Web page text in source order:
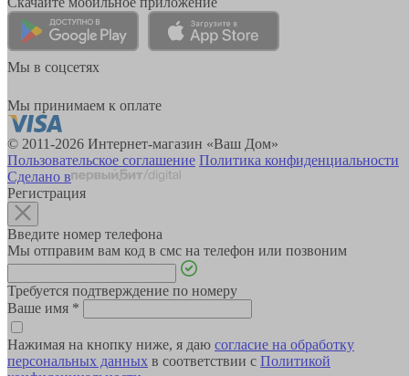
Мы в соцсетях
Мы принимаем к оплате
© 2011-2026 Интернет-магазин «Ваш Дом»
Пользовательское соглашение Политика конфиденциальности
Сделано в
Регистрация
Введите номер телефона
Мы отправим вам код в смс на телефон или позвоним
Требуется подтверждение по номеру
Ваше имя *
Нажимая на кнопку ниже, я даю согласие на обработку
персональных данных в соответствии с Политикой